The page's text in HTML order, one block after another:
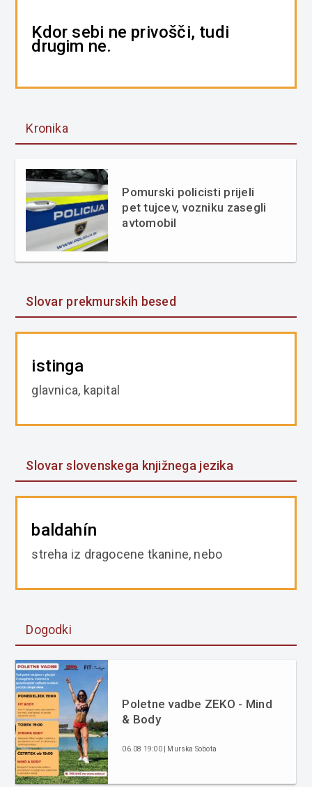
Kdor sebi ne privošči, tudi
drugim ne.
Kronika
Pomurski policisti prijeli
pet tujcev, vozniku zasegli
avtomobil
Slovar prekmurskih besed
istinga
glavnica, kapital
Slovar slovenskega knjižnega jezika
baldahín
streha iz dragocene tkanine, nebo
Dogodki
Poletne vadbe ZEKO - Mind
& Body
06.08 19:00 | Murska Sobota